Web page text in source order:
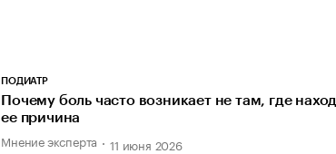
ПОДИАТР
Почему боль часто возникает не там, где
ее причина
Мнение эксперта 11 июня 2026